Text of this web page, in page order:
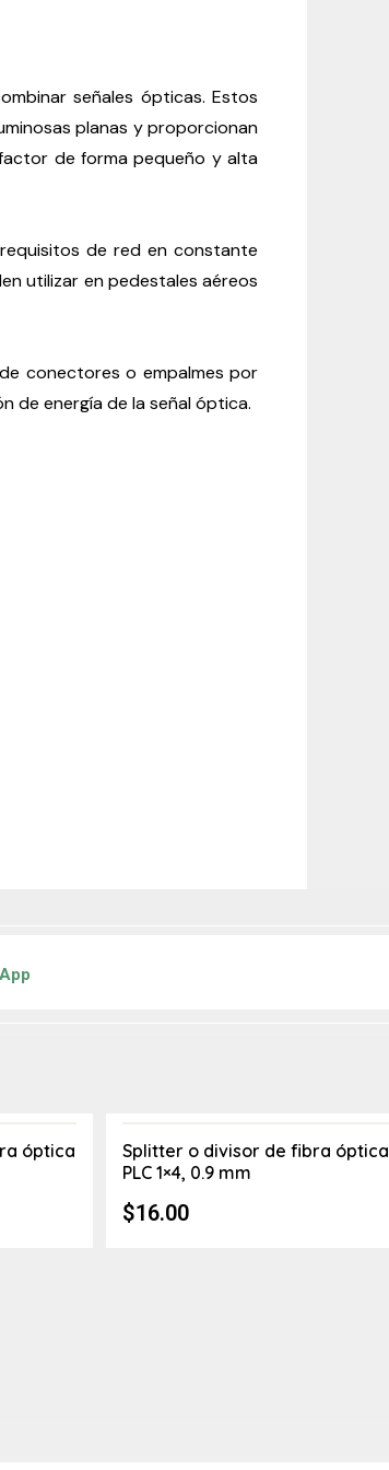
señales ópticas. Estos
planas y proporcionan
de forma pequeño y alta
de red en constante
utilizar en pedestales aéreos
conectores o empalmes por
de energía de la señal óptica.
óptica
Splitter o divisor de fibra óptica
PLC 1×4, 0.9 mm
$16.00